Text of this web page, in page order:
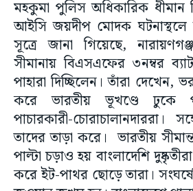
মহকুমা পুলিস অধিকারিক ধীমান
আইসি জয়দীপ মোদক ঘটনাস্থলে
সূত্রে জানা গিয়েছে,
সীমানায় বিএসএফের ৩নম্বর
পাহারা দিচ্ছিলেন। তাঁরা দেখেন,
করে ভারতীয় ভূখণ্ডে ঢুকে
পাচারকারী-চোরাচালানদাররা।
তাদের তাড়া করে। ভারতীয়
পাল্টা চড়াও হয় বাংলাদেশি
করে ইট-পাথর ছোড়ে তারা।